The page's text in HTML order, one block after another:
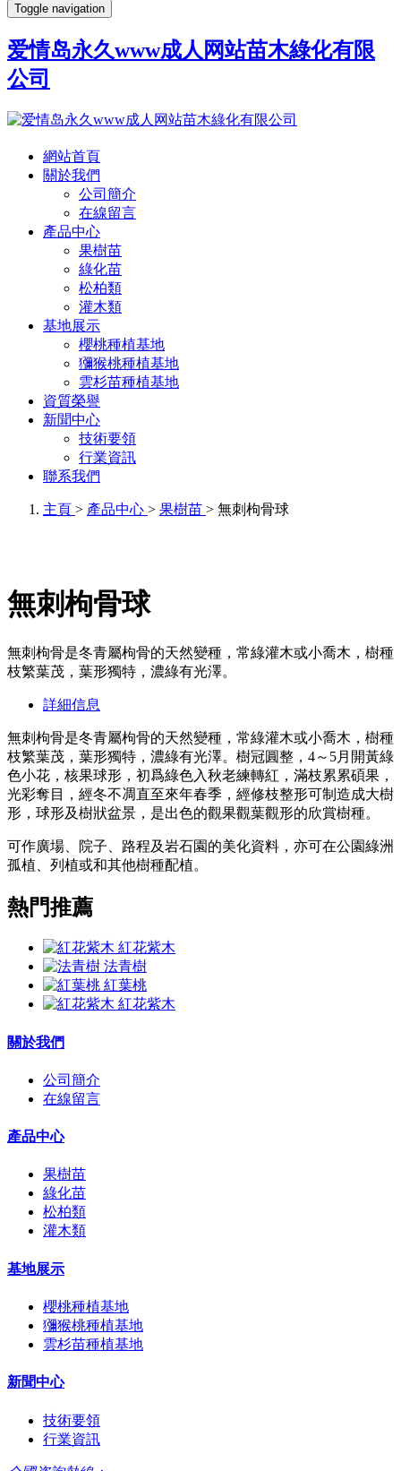
Toggle navigation
爱情岛永久www成人网站苗木綠化有限
公司
網站首頁
關於我們
公司簡介
在線留言
產品中心
果樹苗
綠化苗
松柏類
灌木類
基地展示
櫻桃種植基地
獼猴桃種植基地
雲杉苗種植基地
資質榮譽
新聞中心
技術要領
行業資訊
聯系我們
主頁 > 產品中心 > 果樹苗 > 無刺枸骨球
無刺枸骨球
無刺枸骨是冬青屬枸骨的天然變種，常綠灌木或小喬木，樹種
枝繁葉茂，葉形獨特，濃綠有光澤。
詳細信息
無刺枸骨是冬青屬枸骨的天然變種，常綠灌木或小喬木，樹種
枝繁葉茂，葉形獨特，濃綠有光澤。樹冠圓整，4～5月開黃綠
色小花，核果球形，初爲綠色入秋老練轉紅，滿枝累累碩果，
光彩奪目，經冬不凋直至來年春季，經修枝整形可制造成大樹
形，球形及樹狀盆景，是出色的觀果觀葉觀形的欣賞樹種。
可作廣場、院子、路程及岩石園的美化資料，亦可在公園綠洲
孤植、列植或和其他樹種配植。
熱門推薦
紅花紫木
法青樹
紅葉桃
紅花紫木
關於我們
公司簡介
在線留言
產品中心
果樹苗
綠化苗
松柏類
灌木類
基地展示
櫻桃種植基地
獼猴桃種植基地
雲杉苗種植基地
新聞中心
技術要領
行業資訊